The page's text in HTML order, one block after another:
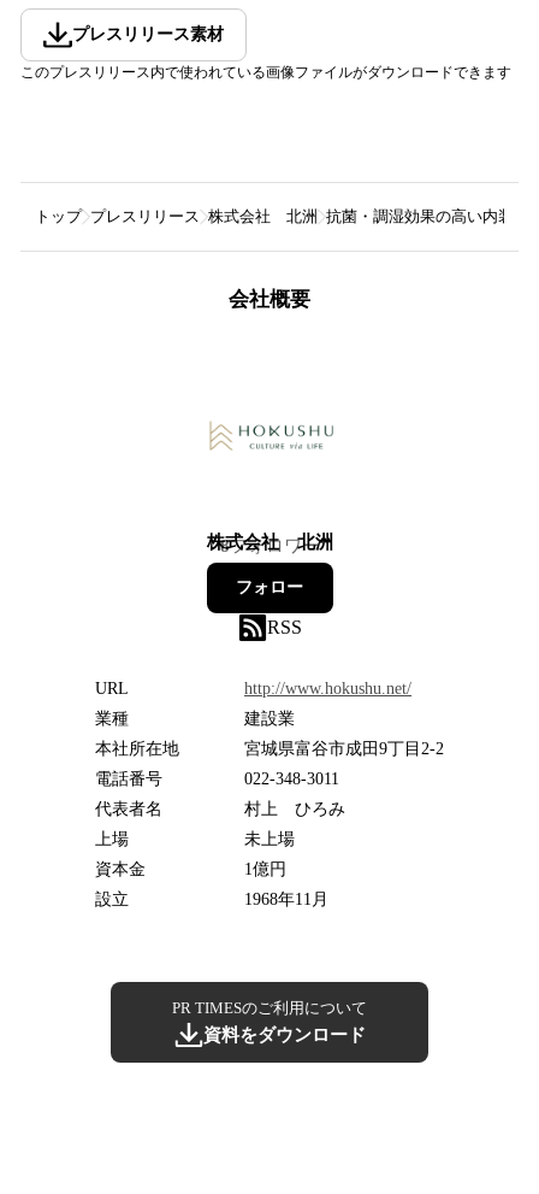
プレスリリース素材
このプレスリリース内で使われている画像ファイルがダウンロードできます
トップ プレスリリース 株式会社 北洲 抗菌・調湿効果の高い内装
会社概要
株式会社 北洲
8フォロワー
フォロー
RSS
URL
http://www.hokushu.net/
業種
建設業
本社所在地
宮城県富谷市成田9丁目2-2
電話番号
022-348-3011
代表者名
村上 ひろみ
上場
未上場
資本金
1億円
設立
1968年11月
PR TIMESのご利用について
資料をダウンロード